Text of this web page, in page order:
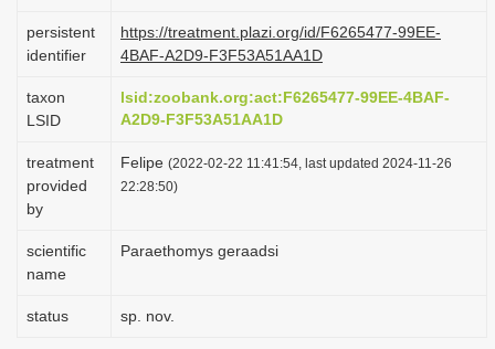
persistent
identifier
https://treatment.plazi.org/id/F6265477-99EE-
4BAF-A2D9-F3F53A51AA1D
taxon
LSID
lsid:zoobank.org:act:F6265477-99EE-4BAF-
A2D9-F3F53A51AA1D
treatment
provided
by
Felipe (2022-02-22 11:41:54, last updated 2024-11-26
22:28:50)
scientific
name
Paraethomys geraadsi
status sp. nov.